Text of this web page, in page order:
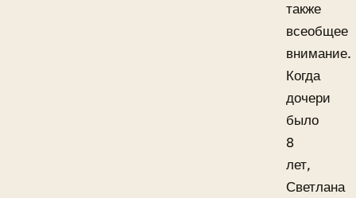
также
всеобщее
внимание.
Когда
дочери
было
8
лет,
Светлана